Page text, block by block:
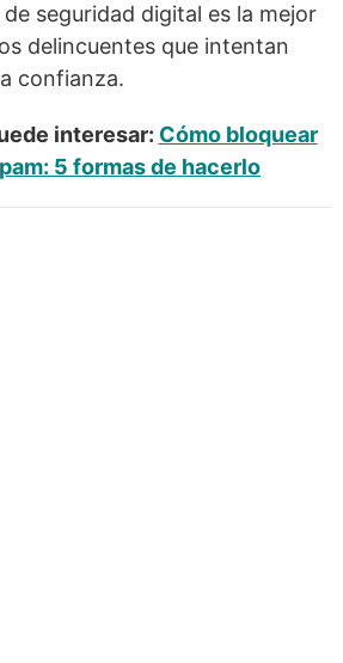
seguridad digital es la mejor
delincuentes que intentan
confianza.
interesar: Cómo bloquear
5 formas de hacerlo